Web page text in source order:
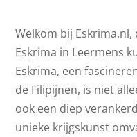
Welkom bij
Eskrima in Leermens
Eskrima, een
de Filipijnen, is niet
ook een diep
unieke krijgskunst